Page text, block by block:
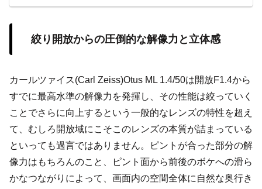
絞り開放からの圧倒的な解像力と立体感
カールツァイス(Carl Zeiss)Otus ML 1.4/50は開放F1.4から
すでに最高水準の解像力を発揮し、その性能は絞っていく
ことでさらに向上するという一般的なレンズの特性を超え
て、むしろ開放域にこそこのレンズの本質が詰まっている
といっても過言ではありません。ピントが合った部分の解
像力はもちろんのこと、ピント面から前後のボケへの滑ら
かなつながりによって、画面内の空間全体に自然な奥行き